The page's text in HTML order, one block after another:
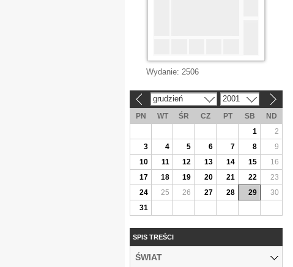
Wydanie: 2506
grudzień 2001
PN WT ŚR CZ PT SB
ND
1
2
3
4 5 6 7 8
9
10
11 12 13 14 15
16
17
18 19 20 21 22
23
24
25 26 27 28 29
30
31
SPIS TREŚCI
ŚWIAT